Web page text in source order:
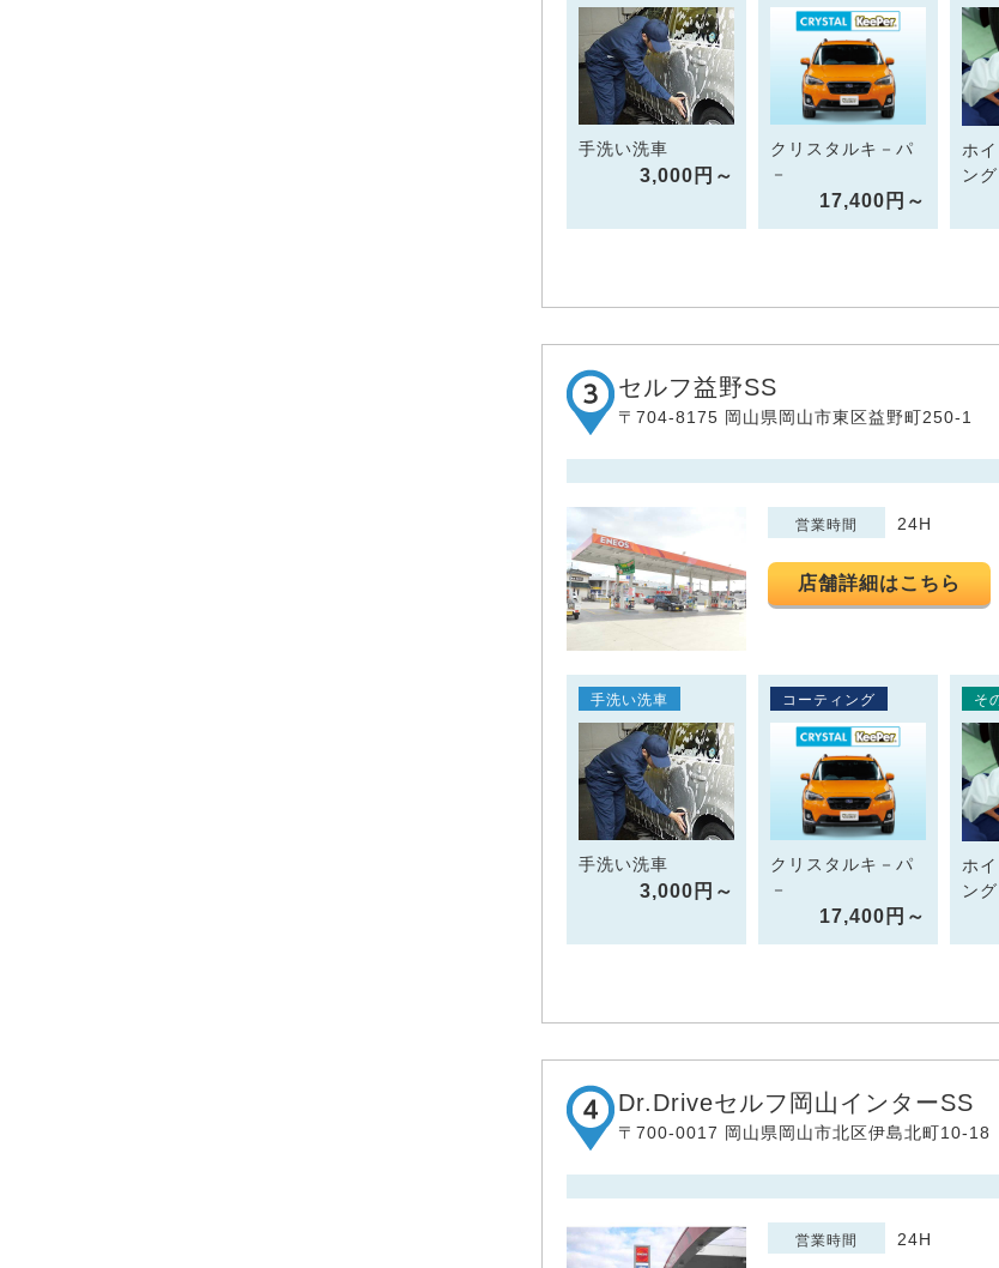
手洗い洗車
3,000円～
クリスタルキ－パ
－
17,400円～
ホ
ング
セルフ益野SS
〒704-8175 岡山県岡山市東区益野町250-1
営業時間 24H
店舗詳細はこちら
手洗い洗車
手洗い洗車
3,000円～
コーティング
クリスタルキ－パ
－
17,400円～
そ
ホ
ング
Dr.Driveセルフ岡山インターSS
〒700-0017 岡山県岡山市北区伊島北町10-18
営業時間 24H